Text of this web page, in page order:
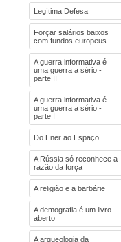
Legítima Defesa
Forçar salários baixos
com fundos europeus
A guerra informativa é
uma guerra a sério -
parte II
A guerra informativa é
uma guerra a sério -
parte I
Do Ener ao Espaço
A Rússia só reconhece a
razão da força
A religião e a barbárie
A demografia é um livro
aberto
A arqueologia da